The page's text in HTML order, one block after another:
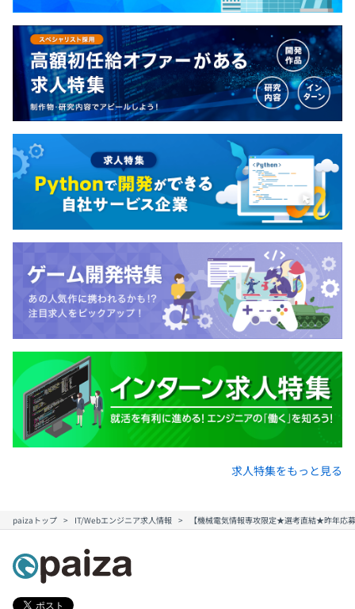
求人特集をもっと見る
paizaトップ IT/Webエンジニア求人情報 【機械電気情報専攻限定★選考直結★昨年応